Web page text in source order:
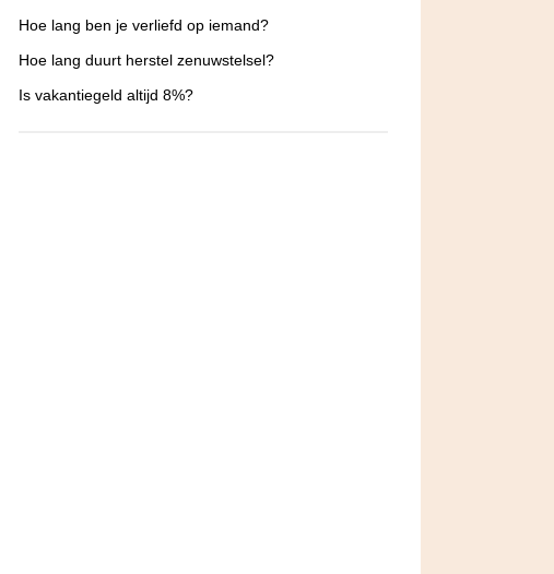
Hoe lang ben je verliefd op iemand?
Hoe lang duurt herstel zenuwstelsel?
Is vakantiegeld altijd 8%?